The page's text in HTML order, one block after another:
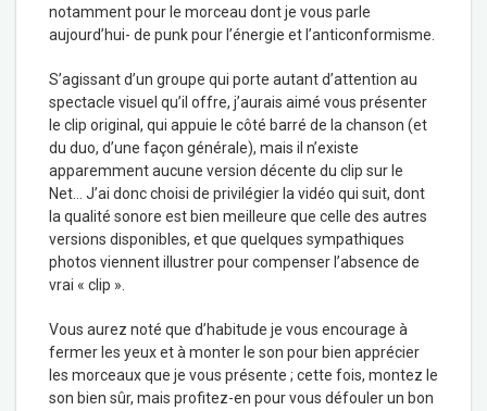
notamment pour le morceau dont je vous parle
aujourd’hui- de punk pour l’énergie et l’anticonformisme.
S’agissant d’un groupe qui porte autant d’attention au
spectacle visuel qu’il offre, j’aurais aimé vous présenter
le clip original, qui appuie le côté barré de la chanson (et
du duo, d’une façon générale), mais il n’existe
apparemment aucune version décente du clip sur le
Net… J’ai donc choisi de privilégier la vidéo qui suit, dont
la qualité sonore est bien meilleure que celle des autres
versions disponibles, et que quelques sympathiques
photos viennent illustrer pour compenser l’absence de
vrai « clip ».
Vous aurez noté que d’habitude je vous encourage à
fermer les yeux et à monter le son pour bien apprécier
les morceaux que je vous présente ; cette fois, montez le
son bien sûr, mais profitez-en pour vous défouler un bon